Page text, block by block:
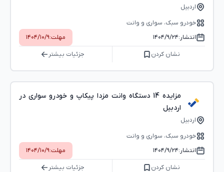
اردبیل
خودرو سبک، سواری و وانت
انتشار:۱۴۰۴/۹/۲۴ مهلت:۱۴۰۴/۱۰/۹
نشان کردن جزئیات بیشتر
مزایده 14 دستگاه وانت مزدا پیکاپ و خودرو سواری در
اردبیل
اردبیل
خودرو سبک، سواری و وانت
انتشار:۱۴۰۴/۹/۲۴ مهلت:۱۴۰۴/۱۰/۹
نشان کردن جزئیات بیشتر